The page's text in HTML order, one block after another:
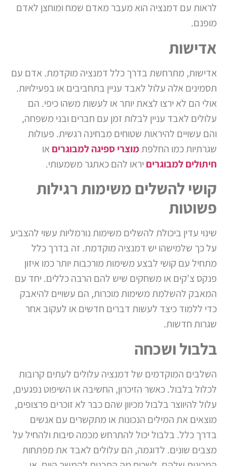
לראות עם דמנציה הוא מעבר מאדם שמח ומוחצן לאדם
מופנם.
אדישות
אדישות, מתרחשת בדרך כלל דמנציה מוקדמת. אדם עם
תסמינים אלה עלול לאבד עניין בתחביבים או בפעילויות.
אולי הם לא ירצו לצאת יותר או לעשות משהו כיפי. הם
עלולים לאבד עניין לבלות זמן עם חברים ובני משפחה,
והם עשויים להיראות שטוחים מבחינה רגשית. פעולות
שגרתיות כמו החלפתמוצרי ספיגה למבוגריםאו
חיתולים למבוגריםיראו להם כאתגר משמעותי.
קושי להשלים משימות רגילות
פשוטות
שינוי עדין ביכולת להשלים משימות נורמליות עשוי להצביע
על כך שלמישהו יש דמנציה מוקדמת. זה בדרך כלל
מתחיל עם קושי לבצע משימות מורכבות יותר כמו איזון
פנקס צ'קים או משחקים שיש להם הרבה כללים. יחד עם
המאבק להשלמת משימות מוכרות, הם עשויים להיאבק
כדי ללמוד כיצד לעשות דברים חדשים או לעקוב אחר
שגרות חדשות.
בלבול ושכחה
השלבים המוקדמים של דמנציה עלולים לעתים קרובות
לכלול בלבול. כאשר הזיכרון, החשיבה או השיפוט נפגעים,
עלול להיווצר בלבול מכיוון שהם כבר לא זוכרים פרצופים,
מוצאים את המילים הנכונות או מתקשרים עם אנשים
בדרך כלל. בלבול יכול להתרחש מכמה סיבות ולהחיל על
מצבים שונים. לדוגמה, הם עלולים לאבד את מפתחות